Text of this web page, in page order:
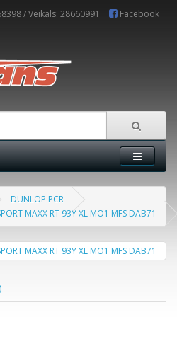
/ Veikals: 28660991 Facebook
DUNLOP PCR
MAXX RT 93Y XL MO1 MFS DAB71